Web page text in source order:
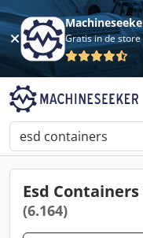
Gratis in de store
Esd
(6.164)